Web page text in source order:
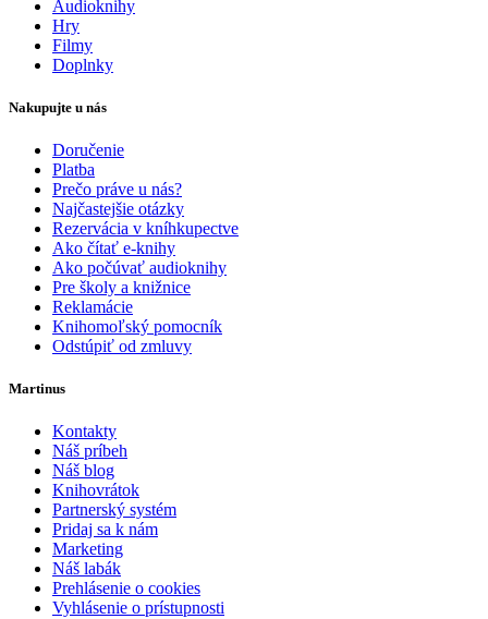
Audioknihy
Hry
Filmy
Doplnky
Nakupujte u nás
Doručenie
Platba
Prečo práve u nás?
Najčastejšie otázky
Rezervácia v kníhkupectve
Ako čítať e-knihy
Ako počúvať audioknihy
Pre školy a knižnice
Reklamácie
Knihomoľský pomocník
Odstúpiť od zmluvy
Martinus
Kontakty
Náš príbeh
Náš blog
Knihovrátok
Partnerský systém
Pridaj sa k nám
Marketing
Náš labák
Prehlásenie o cookies
Vyhlásenie o prístupnosti